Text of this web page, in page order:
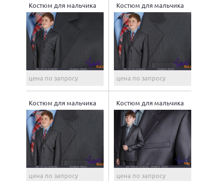
Костюм для мальчика
цена по запросу
Костюм для мальчика
цена по запросу
Костюм для мальчика
цена по запросу
Костюм для мальчика
цена по запросу